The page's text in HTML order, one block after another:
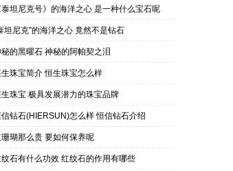
泰坦尼克号》的海洋之心 是一种什么宝石呢
坦尼克”的海洋之心 竟然不是钻石
的黑曜石 神秘的阿帕契之泪
珠宝简介 恒生珠宝怎么样
珠宝 极具发展潜力的珠宝品牌
钻石(HIERSUN)怎么样 恒信钻石介绍
瑚那么贵 要如何保养呢
石有什么功效 红纹石的作用有哪些